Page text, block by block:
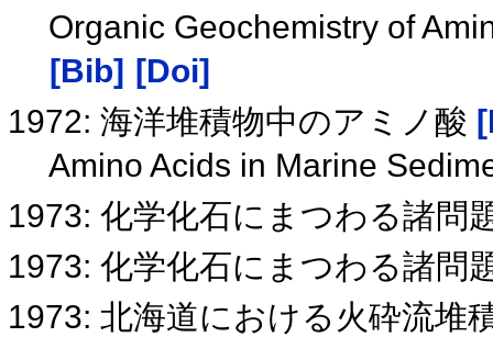
Organic Geochemistry of
[Bib]
[Doi]
1972: 海洋堆積物中のアミノ酸
Amino Acids in Marine
1973: 化学化石にまつわる諸問
1973: 化学化石にまつわる諸問
1973: 北海道における火砕流堆